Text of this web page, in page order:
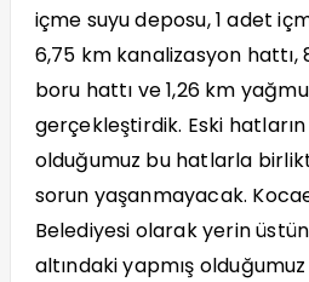
içme suyu deposu, 1 adet
6,75 km kanalizasyon
boru hattı ve 1,26 km
gerçekleştirdik. Eski
olduğumuz bu hatlarla
sorun yaşanmayacak.
Belediyesi olarak yerin
altındaki yapmış